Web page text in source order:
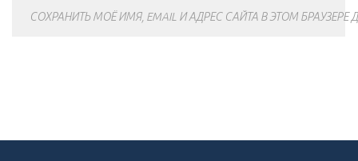
СОХРАНИТЬ МОЁ ИМЯ, EMAIL И АДРЕС САЙТА В ЭТОМ